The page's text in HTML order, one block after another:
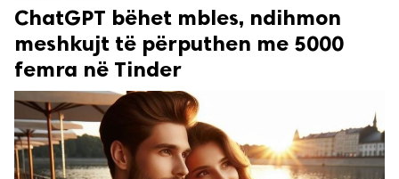
ChatGPT bëhet mbles, ndihmon
meshkujt të përputhen me 5000
femra në Tinder